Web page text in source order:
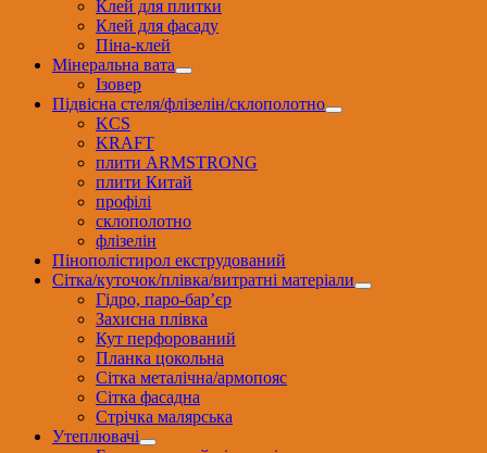
Клей для плитки
Клей для фасаду
Піна-клей
Мінеральна вата
Ізовер
Підвісна стеля/флізелін/склополотно
KCS
KRAFT
плити ARMSTRONG
плити Китай
профілі
склополотно
флізелін
Пінополістирол екструдований
Сітка/куточок/плівка/витратні матеріали
Гідро, паро-бар’єр
Захисна плівка
Кут перфорований
Планка цокольна
Сітка металічна/армопояс
Сітка фасадна
Стрічка малярська
Утеплювачі